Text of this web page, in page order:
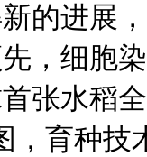
的进展
，细胞
张水稻
，育种技